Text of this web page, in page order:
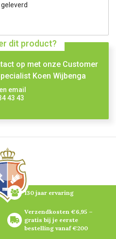
dit product?
op met onze Customer
Koen Wijbenga
email
43 43
130 jaar ervaring
Verzendkosten €6,95 –
gratis bij je eerste
bestelling vanaf €200